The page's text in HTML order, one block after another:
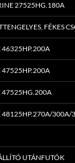
27525HG.180A
FÉKES
46325HP.200A
47525HP.200A
47525HG.200A
48125HP.270A/300A/
UTÁNFUTÓK